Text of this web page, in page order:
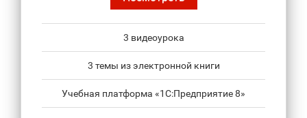
3 видеоурока
3 темы из электронной книги
Учебная платформа «1С:Предприятие 8»